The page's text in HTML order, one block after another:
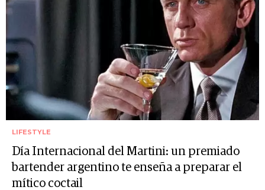
LIFESTYLE
Día Internacional del Martini: un premiado
bartender argentino te enseña a preparar el
mítico coctail